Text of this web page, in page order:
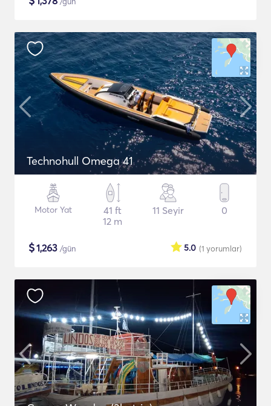
Technohull Omega 41
Motor Yat
41 ft
12 m
11 Seyir 0
$1,263 /gün (1 yorumlar)
5.0